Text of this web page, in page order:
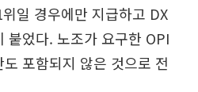
일 경우에만 지급하고 DX
붙었다. 노조가 요구한 OPI
포함되지 않은 것으로 전